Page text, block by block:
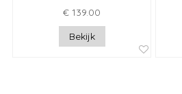
€ 139.00
Bekijk